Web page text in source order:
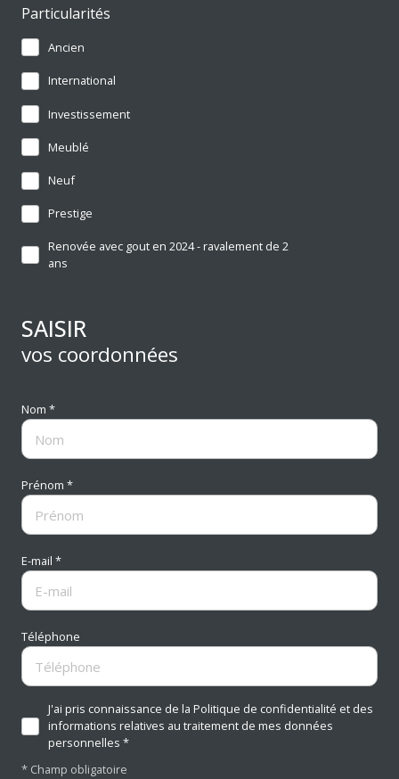
Particularités
Ancien
International
Investissement
Meublé
Neuf
Prestige
Renovée avec gout en 2024 - ravalement de 2
ans
SAISIR
vos coordonnées
Nom *
Prénom *
E-mail *
Téléphone
J'ai pris connaissance de la Politique de confidentialité et des
informations relatives au traitement de mes données
personnelles *
* Champ obligatoire